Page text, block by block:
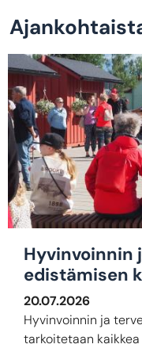
Hyvinvoinnin
edistämisen
20.07.2026
Hyvinvoinnin ja
tarkoitetaan